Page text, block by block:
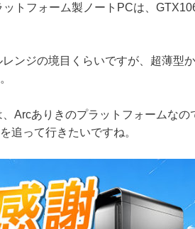
トフォーム製ノートPCは、
ンジの境目くらいですが、超薄型
Arcありきのプラットフォームな
追って行きたいですね。